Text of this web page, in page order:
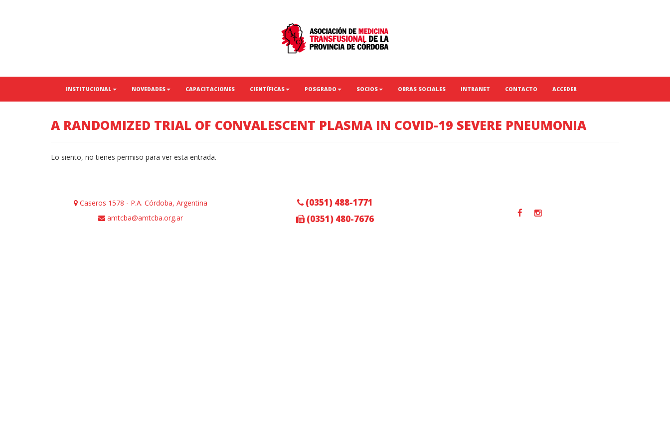
INSTITUCIONAL NOVEDADES CAPACITACIONES CIENTÍFICAS POSGRADO SOCIOS OBRAS SOCIALES INTRANET CONTACTO ACCEDER
A RANDOMIZED TRIAL OF CONVALESCENT PLASMA IN COVID-19 SEVERE PNEUMONIA
Lo siento, no tienes permiso para ver esta entrada.
Caseros 1578 - P.A. Córdoba, Argentina
amtcba@amtcba.org.ar
(0351) 488-1771
(0351) 480-7676